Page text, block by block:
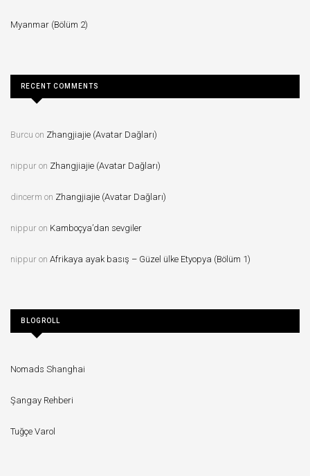
Myanmar (Bölüm 2)
RECENT COMMENTS
Burcu on Zhangjiajie (Avatar Dağları)
nippur on Zhangjiajie (Avatar Dağları)
dincerm on Zhangjiajie (Avatar Dağları)
nippur on Kamboçya’dan sevgiler
nippur on Afrikaya ayak basış – Güzel ülke Etyopya (Bölüm 1)
BLOGROLL
Nomads Shanghai
Şangay Rehberi
Tuğçe Varol